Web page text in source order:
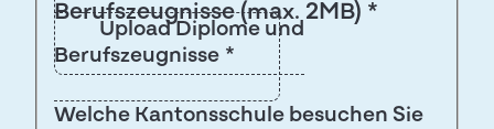
Berufszeugnisse (max. 2MB) *
Upload Diplome und
Berufszeugnisse *
Welche Kantonsschule besuchen Sie